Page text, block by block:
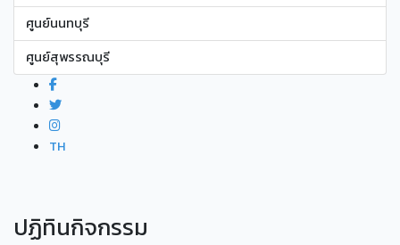
ศูนย์นนทบุรี
ศูนย์สุพรรณบุรี
TH
ปฏิทินกิจกรรม